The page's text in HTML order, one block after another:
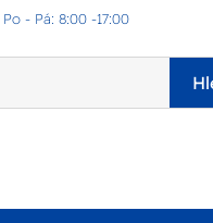
Po - Pá: 8:00 -17:00